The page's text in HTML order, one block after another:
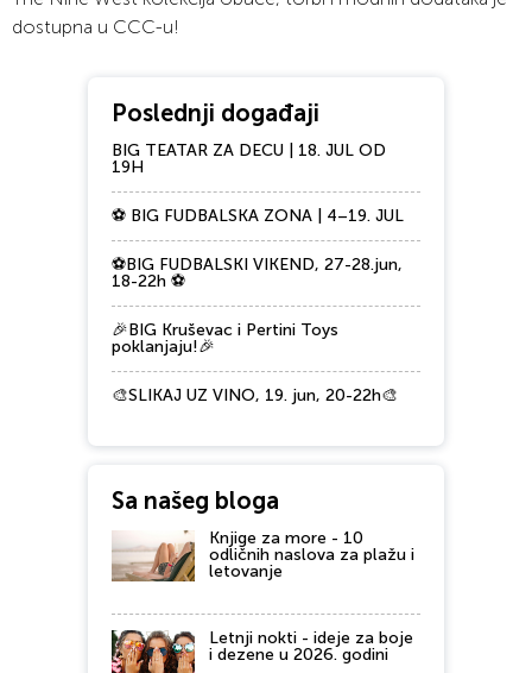
dostupna u CCC-u!
Poslednji događaji
BIG TEATAR ZA DECU | 18. JUL OD
19H
⚽ BIG FUDBALSKA ZONA | 4–19. JUL
⚽BIG FUDBALSKI VIKEND, 27-28.jun,
18-22h ⚽
🎉BIG Kruševac i Pertini Toys
poklanjaju!🎉
🎨SLIKAJ UZ VINO, 19. jun, 20-22h🎨
Sa našeg bloga
Knjige za more - 10
odličnih naslova za plažu i
letovanje
Letnji nokti - ideje za boje
i dezene u 2026. godini